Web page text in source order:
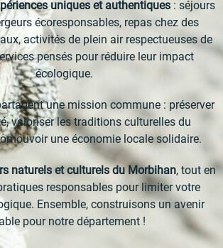
uniques et authentiques : séjours
écoresponsables, repas chez des
activités de plein air respectueuses de
pensés pour réduire leur impact
écologique.
une mission commune : préserver
valoriser les traditions culturelles du
une économie locale solidaire.
naturels et culturels du Morbihan, tout en
responsables pour limiter votre
Ensemble, construisons un avenir
pour notre département !